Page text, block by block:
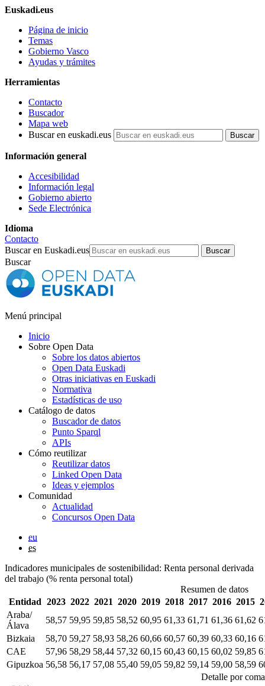
Euskadi.eus
Página de inicio
Temas
Gobierno Vasco
Ayudas y trámites
Herramientas
Contacto
Buscador
Mapa web
Buscar en euskadi.eus
Información general
Accesibilidad
Información legal
Gobierno abierto
Sede Electrónica
Idioma
Contacto
Buscar en Euskadi.eus
Buscar
Menú principal
Inicio
Sobre Open Data
Sobre los datos abiertos
Open Data Euskadi
Otras iniciativas en Euskadi
Normativa
Estadísticas de uso
Catálogo de datos
Buscador de datos
Punto Sparql
APIs
Cómo reutilizar
Reutilizar datos
Linked Open Data
Ideas y ejemplos
Comunidad
Actualidad
Concursos Open Data
eu
es
Indicadores municipales de sostenibilidad: Renta personal derivada
del trabajo (% renta personal total)
Resumen de datos
Entidad 2023 2022 2021 2020 2019 2018 2017 2016 2015
Araba/
Álava
58,57 59,95 59,85 58,52 60,95 61,33 61,71 61,36 61,62
Bizkaia
58,70 59,27 58,93 58,26 60,66 60,57 60,39 60,33 60,16
CAE
57,96 58,29 58,44 57,32 60,15 60,43 60,15 60,02 59,85
Gipuzkoa 56,58 56,17 57,08 55,40 59,05 59,82 59,14 59,00 58,59
Detalle por